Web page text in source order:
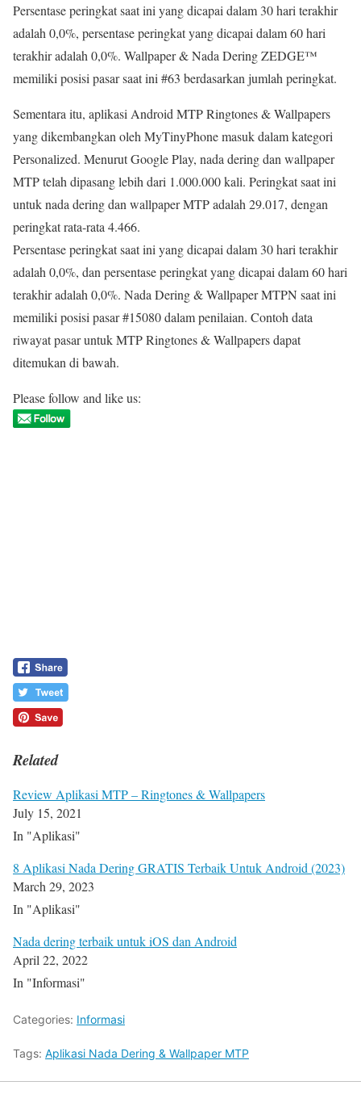
Persentase peringkat saat ini yang dicapai dalam 30 hari terakhir
adalah 0,0%, persentase peringkat yang dicapai dalam 60 hari
terakhir adalah 0,0%. Wallpaper & Nada Dering ZEDGE™
memiliki posisi pasar saat ini #63 berdasarkan jumlah peringkat.
Sementara itu, aplikasi Android MTP Ringtones & Wallpapers
yang dikembangkan oleh MyTinyPhone masuk dalam kategori
Personalized. Menurut Google Play, nada dering dan wallpaper
MTP telah dipasang lebih dari 1.000.000 kali. Peringkat saat ini
untuk nada dering dan wallpaper MTP adalah 29.017, dengan
peringkat rata-rata 4.466.
Persentase peringkat saat ini yang dicapai dalam 30 hari terakhir
adalah 0,0%, dan persentase peringkat yang dicapai dalam 60 hari
terakhir adalah 0,0%. Nada Dering & Wallpaper MTPN saat ini
memiliki posisi pasar #15080 dalam penilaian. Contoh data
riwayat pasar untuk MTP Ringtones & Wallpapers dapat
ditemukan di bawah.
Please follow and like us:
Related
Review Aplikasi MTP – Ringtones & Wallpapers
July 15, 2021
In "Aplikasi"
8 Aplikasi Nada Dering GRATIS Terbaik Untuk Android (2023)
March 29, 2023
In "Aplikasi"
Nada dering terbaik untuk iOS dan Android
April 22, 2022
In "Informasi"
Categories: Informasi
Tags: Aplikasi Nada Dering & Wallpaper MTP